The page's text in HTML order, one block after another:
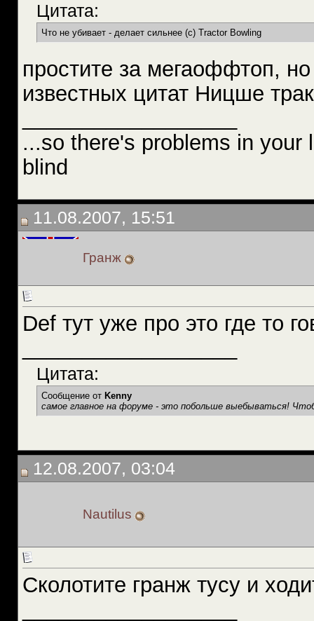
Цитата:
Что не убивает - делает сильнее (с) Tractor Bowling
простите за мегаоффтоп,
известных цитат Ницше
...so there's problems in
blind
11.08.2007, 15:51
Гранж
Def тут уже про это где то
Цитата:
Сообщение от Kenny
самое главное на форуме - это побольше выебываться!
12.08.2007, 03:04
Nautilus
Сколотите гранж тусу и